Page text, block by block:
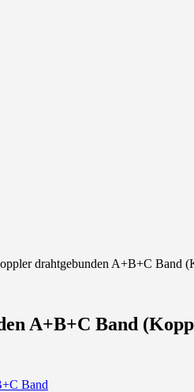
drahtgebunden A+B+C Band
A+B+C Band
Band